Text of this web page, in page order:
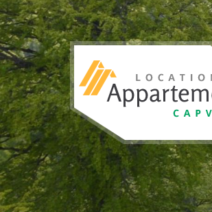
Aller au contenu principal